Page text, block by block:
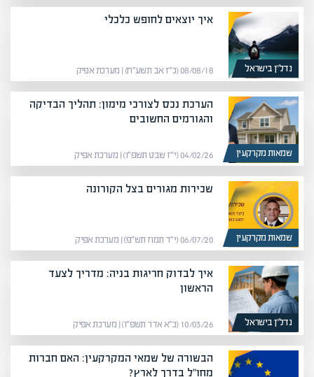
נדל”ן בישראל
איך יוצאים לחופש כלכלי
08/08/18 (כ״ז אב תשע״ח) | מערכת אפיק
שמאות מקרקעין
הערכת נכס לצורכי מימון: תהליך הבדיקה
והגורמים החשובים
04/02/26 (י״ז שבט תשפ״ו) | מערכת אפיק
שמאות מקרקעין
שכירות מגורים בצל הקורונה
06/07/20 (י״ד תמוז תש״פ) | מערכת אפיק
נדל”ן בישראל
איך לבדוק חריגות בניה: מדריך לצעד
הראשון
10/03/26 (כ״א אדר תשפ״ו) | מערכת אפיק
הבשורה של שמאי המקרקעין: האם חברות
מחו"ל בדרך לארץ?